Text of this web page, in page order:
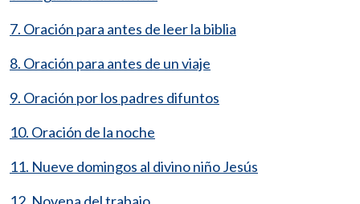
7. Oración para antes de leer la biblia
8. Oración para antes de un viaje
9. Oración por los padres difuntos
10. Oración de la noche
11. Nueve domingos al divino niño Jesús
12. Novena del trabajo